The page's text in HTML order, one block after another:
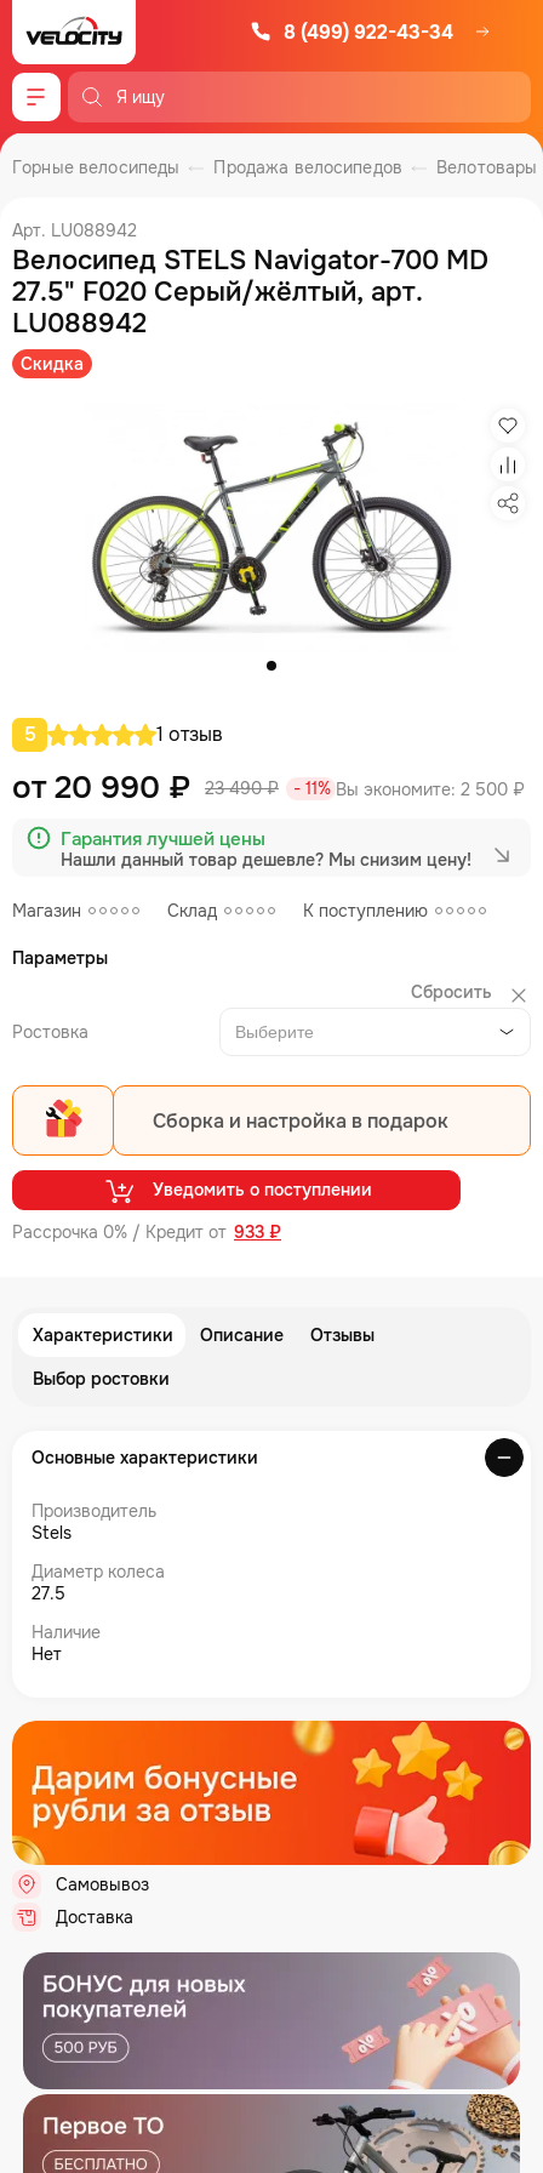
8 (499) 922-43-34
Меню
Велотовары
Продажа велосипедов
Горные велосипеды
Арт. LU088942
Велосипед STELS Navigator-700 MD
27.5" F020 Серый/жёлтый, арт.
LU088942
Скидка
5 1 отзыв
Магазин Склад К поступлению
23 490 ₽ - 11%
от 20 990 ₽
Гарантия лучшей цены
Нашли данный товар дешевле? Мы снизим цену!
Вы экономите: 2 500 ₽
Рассрочка 0% / Кредит от 933 ₽
Параметры
Сбросить
Ростовка
Выберите
Сборка и настройка в подарок
Уведомить о поступлении
Характеристики Описание
Отзывы
Выбор ростовки
Основные характеристики
Производитель
Stels
Диаметр колеса
27.5
Наличие
Нет
Самовывоз
Доставка